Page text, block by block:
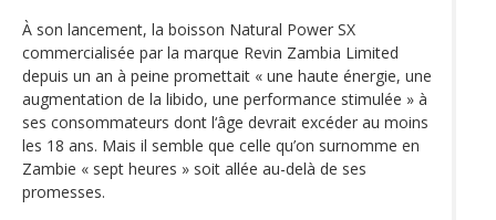
À son lancement, la boisson Natural Power SX
commercialisée par la marque Revin Zambia Limited
depuis un an à peine promettait « une haute énergie, une
augmentation de la libido, une performance stimulée » à
ses consommateurs dont l‘âge devrait excéder au moins
les 18 ans. Mais il semble que celle qu’on surnomme en
Zambie « sept heures » soit allée au-delà de ses
promesses.